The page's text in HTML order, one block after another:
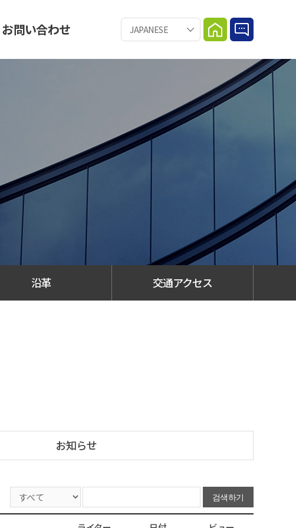
お問い合わせ JAPANESE
沿革 交通アクセス
お知らせ